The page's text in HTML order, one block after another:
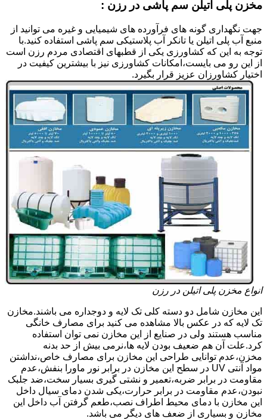
مخزن پلی اتیلن سم پاشی در رزن :
جهت نگهداری گونه های فرآورده های شیمیایی و غیره می توانید از
منبع آب پلی اتیلن یا تانکر آب پلاستیکی سم پاشی استفاده کنید.با
توجه به این که کشاورزی یکی از قطبهای اقتصادی مردم رزن است
از این رو می بایست،امکانات کشاورزی نیز با بیشترین کیفیت در
اختیار کشاورزان عزیز قرار بگیرد.
انواع مخزن پلی اتیلن در رزن
این مخازن شامل دو دسته کلی تک لایه و دوجداره می باشند.مخازن
تک لایه که در عکس بالا مشاهده می کنید برای مصارف خانگی
مناسب هستند ولی در صنایع از این مخازن نمی توان استفاده
کرد.علت آن هم ضعیف بودن لایه ها،نرمی بیش از حد بدنه
مخزن،عدم توانایی طراحی این مخازن برای مصارف خاص،نداشتن
مواد آنتی UV در سطح این مخازن در برابر نور ماورا بنفش،عدم
مقاومت در برابر ضربه،تعمیر و نشتی گیری بسیار سخت،ضد جلبک
نبودن،عدم مقاومت در برابر حرارت،یکی شدن دمای سیال داخل
این مخازن با دمای محیط اطراف نصب،طعم گرفتن آب داخل این
مخازن و بسیاری از ضعف های دیگر می باشد.